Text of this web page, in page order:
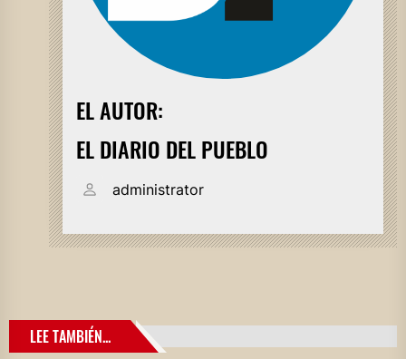
EL AUTOR:
EL DIARIO DEL PUEBLO
administrator
LEE TAMBIÉN...